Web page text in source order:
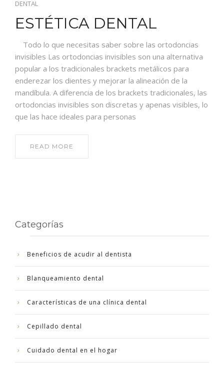
DENTAL
ESTÉTICA DENTAL
Todo lo que necesitas saber sobre las ortodoncias
invisibles Las ortodoncias invisibles son una alternativa
popular a los tradicionales brackets metálicos para
enderezar los dientes y mejorar la alineación de la
mandíbula. A diferencia de los brackets tradicionales, las
ortodoncias invisibles son discretas y apenas visibles, lo
que las hace ideales para personas
READ MORE
Categorías
Beneficios de acudir al dentista
Blanqueamiento dental
Características de una clínica dental
Cepillado dental
Cuidado dental en el hogar